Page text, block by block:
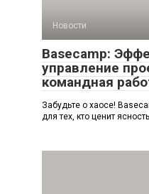
Новости
Basecamp:
управление
командная
Забудьте о хаосе!
для тех, кто ценит